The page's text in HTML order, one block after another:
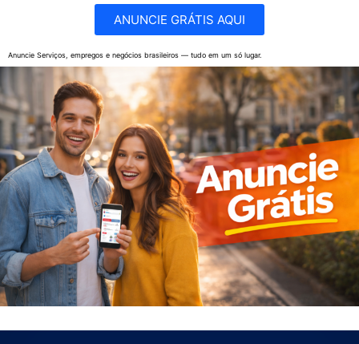
ANUNCIE GRÁTIS AQUI
Anuncie Serviços, empregos e negócios brasileiros — tudo em um só lugar.